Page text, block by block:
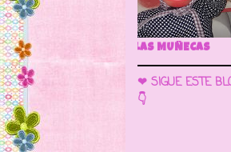
🌼
❤ SIGUE ESTE
👇